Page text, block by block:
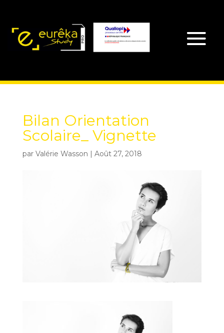
Bilan Orientation
Scolaire_ Vignette
par Valérie Wasson | Août 27, 2018